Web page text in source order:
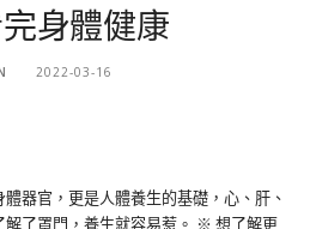
身體健康
2022-03-16
器官，更是人體養生的基礎，心、肝、
解了罩門，養生就容易惹。 ※ 想了解更